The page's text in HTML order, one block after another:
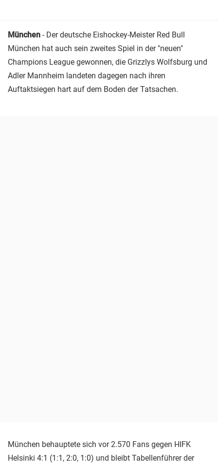
München - Der deutsche Eishockey-Meister Red Bull
München hat auch sein zweites Spiel in der "neuen"
Champions League gewonnen, die Grizzlys Wolfsburg und
Adler Mannheim landeten dagegen nach ihren
Auftaktsiegen hart auf dem Boden der Tatsachen.
München behauptete sich vor 2.570 Fans gegen HIFK
Helsinki 4:1 (1:1, 2:0, 1:0) und bleibt Tabellenführer der